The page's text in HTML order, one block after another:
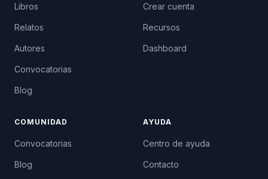
Libros
Relatos
Autores
Convocatorias
Blog
Crear cuenta
Recursos
Dashboard
COMUNIDAD
Convocatorias
Blog
AYUDA
Centro de ayuda
Contacto